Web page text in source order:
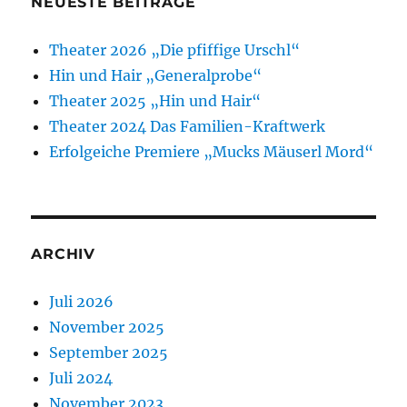
Theater 2026 „Die pfiffige Urschl“
Hin und Hair „Generalprobe“
Theater 2025 „Hin und Hair“
Theater 2024 Das Familien-Kraftwerk
Erfolgeiche Premiere „Mucks Mäuserl Mord“
ARCHIV
Juli 2026
November 2025
September 2025
Juli 2024
November 2023